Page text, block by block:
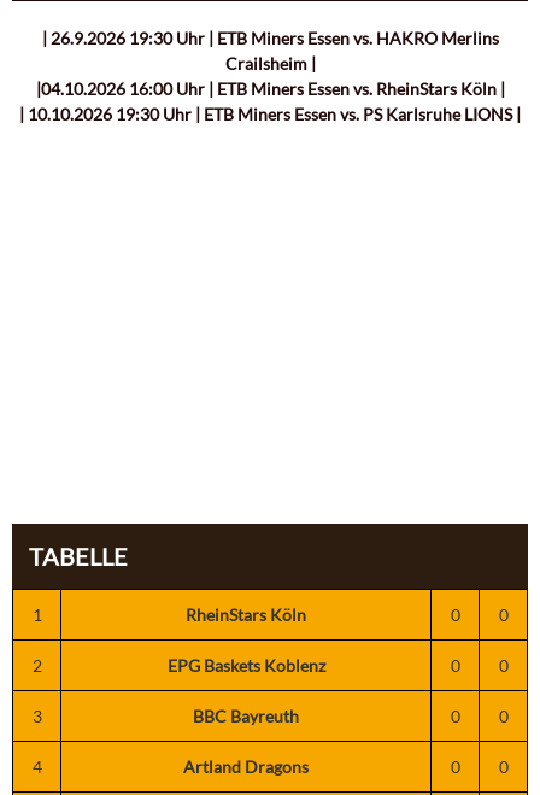
| 26.9.2026 19:30 Uhr | ETB Miners Essen vs. HAKRO Merlins
Crailsheim |
|04.10.2026 16:00 Uhr | ETB Miners Essen vs. RheinStars Köln |
| 10.10.2026 19:30 Uhr | ETB Miners Essen vs. PS Karlsruhe LIONS |
TABELLE
1 RheinStars Köln 0 0
2 EPG Baskets Koblenz 0 0
3 BBC Bayreuth 0 0
4 Artland Dragons 0 0